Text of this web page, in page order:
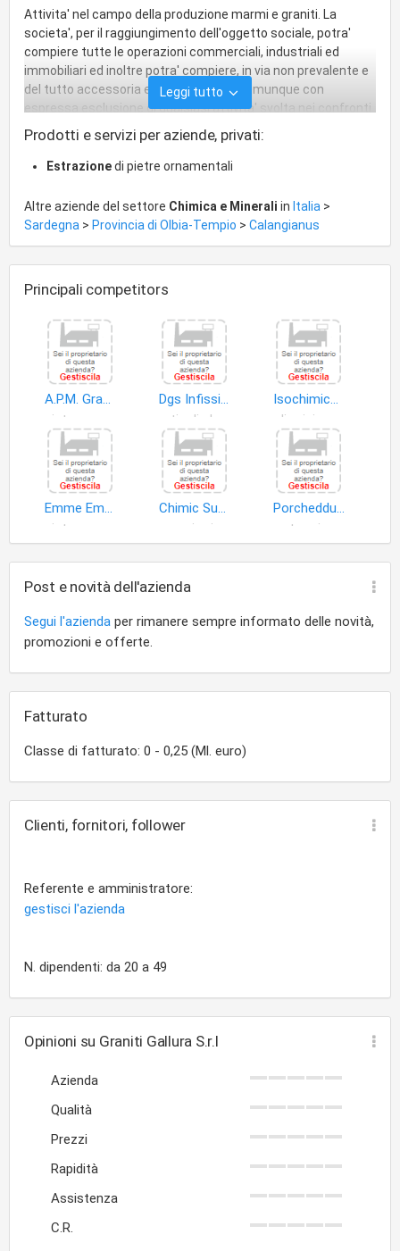
Attivita' nel campo della produzione marmi e graniti. La
societa', per il raggiungimento dell'oggetto sociale, potra'
compiere tutte le operazioni commerciali, industriali ed
immobiliari ed inoltre potra' compiere, in via non prevalente e
del tutto accessoria e strumentale e comunque con
espressa esclusione di qualsiasi attivita' svolta nei confronti
del pubblico, operazioni finanziarie e mobiliari, anche a mezzo
di strumenti derivati , concedere fidejussioni, avalli, cauzioni,
garanzie anche a favore di terzi, nonche' assumere, solo a
direttamente che indirettamente, partecipazioni in societa'
italiane ed estere aventi oggetto analogo affine o connesso
Leggi tutto
Prodotti e servizi per aziende, privati:
Estrazionedi pietre ornamentali
Altre aziende del settore Chimica e Minerali in Italia >
Sardegna > Provincia di Olbia-Tempio > Calangianus
Principali competitors
A.P.M. Graniti S.r.l
Dgs Infissi Pvc S.n.c. di Meloni Daniele e C
Isochimica S.r.l
Emme Emme Graniti S.r.l
Chimic Sugher S.r.l
Porcheddu Pietro Paolo
vetro piano
Post e novità dell'azienda
Segui l'azienda per rimanere sempre informato delle novità,
promozioni e offerte.
Fatturato
Classe di fatturato: 0 - 0,25 (Ml. euro)
Clienti, fornitori, follower
Referente e amministratore:
gestisci l'azienda
N. dipendenti: da 20 a 49
Opinioni su Graniti Gallura S.r.l
Azienda
Qualità
Prezzi
Rapidità
Assistenza
C.R.